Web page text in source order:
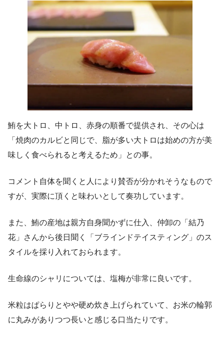
鮪を大トロ、中トロ、赤身の順番で提供され、その心は
「焼肉のカルビと同じで、脂が多い大トロは始めの方が美
味しく食べられると考えるため」との事。
コメント自体を聞くと人により賛否が分かれそうなもので
すが、実際に頂くと味わいとして奏功しています。
また、鮪の産地は親方自身聞かずに仕入、仲卸の「結乃
花」さんから後日聞く「ブラインドテイスティング」のス
タイルを採り入れておられます。
生命線のシャリについては、塩梅が非常に良いです。
米粒はぱらりとやや硬め炊き上げられていて、お米の輪郭
に丸みがありつつ長いと感じる口当たりです。